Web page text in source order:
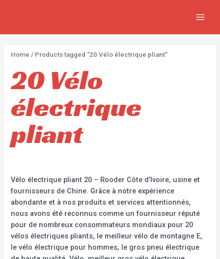
r
u
c
t
r
t
s
r
u
c
t
Home / Products tagged “20 Vélo électrique pliant”
20 Vélo
électrique
pliant
Vélo électrique pliant 20 – Rooder Côte d’Ivoire, usine et
fournisseurs de Chine. Grâce à notre expérience
abondante et à nos produits et services attentionnés,
nous avons été reconnus comme un fournisseur réputé
pour de nombreux consommateurs mondiaux pour 20
vélos électriques pliants, le meilleur vélo de montagne E,
le vélo électrique pour hommes, le gros pneu électrique